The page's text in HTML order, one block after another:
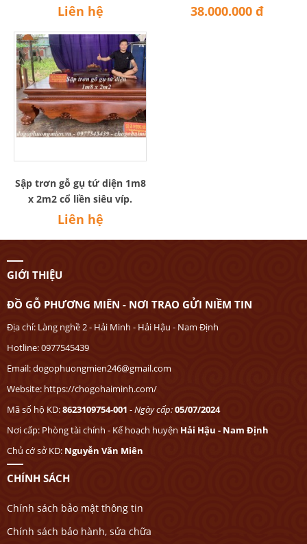
Liên hệ 38.000.000 đ
Sập trơn gỗ gụ tứ diện 1m8
x 2m2 cổ liền siêu víp.
Liên hệ
GIỚI THIỆU
ĐỒ GỖ PHƯƠNG MIÊN - NƠI TRAO GỬI NIỀM TIN
Địa chỉ: Làng nghề 2 - Hải Minh - Hải Hậu - Nam Định
Hotline: 0977545439
Email: dogophuongmien246@gmail.com
Website: https://chogohaiminh.com/
Mã số hộ KD:8623109754-001 -Ngày cấp:05/07/2024
Nơi cấp: Phòng tài chính - Kế hoạch huyện Hải Hậu - Nam Định
Chủ cớ sở KD: Nguyễn Văn Miên
CHÍNH SÁCH
Chính sách bảo mật thông tin
Chính sách bảo hành, sửa chữa